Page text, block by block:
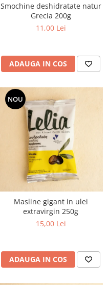
Smochine deshidratate natur
Grecia 200g
11,00 Lei
ADAUGA IN COS
NOU
Masline gigant in ulei
extravirgin 250g
15,00 Lei
ADAUGA IN COS